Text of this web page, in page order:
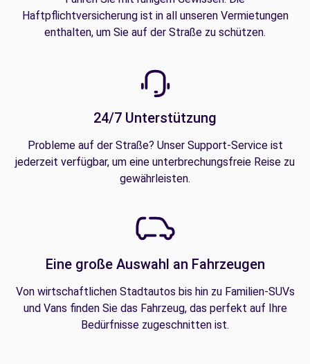
Haftpflichtversicherung ist in all unseren Vermietungen
enthalten, um Sie auf der Straße zu schützen.
24/7 Unterstützung
Probleme auf der Straße? Unser Support-Service ist
jederzeit verfügbar, um eine unterbrechungsfreie Reise zu
gewährleisten.
Eine große Auswahl an Fahrzeugen
Von wirtschaftlichen Stadtautos bis hin zu Familien-SUVs
und Vans finden Sie das Fahrzeug, das perfekt auf Ihre
Bedürfnisse zugeschnitten ist.